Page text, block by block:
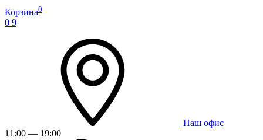
Корзина0
0 9
Наш офис
11:00 — 19:00